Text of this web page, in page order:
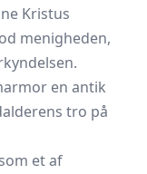
Kristus
menigheden,
en antik
tro på
et af